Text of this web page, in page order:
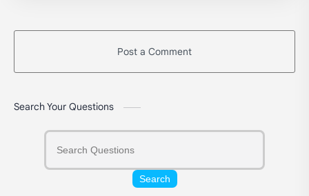
Post a Comment
Search Your Questions
Search